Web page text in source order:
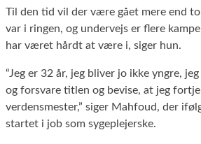
Til den tid vil der være gået mere end
var i ringen, og undervejs er flere
har været hårdt at være i, siger hun.
“Jeg er 32 år, jeg bliver jo ikke yngre,
og forsvare titlen og bevise, at jeg
verdensmester,” siger Mahfoud, der
startet i job som sygeplejerske.